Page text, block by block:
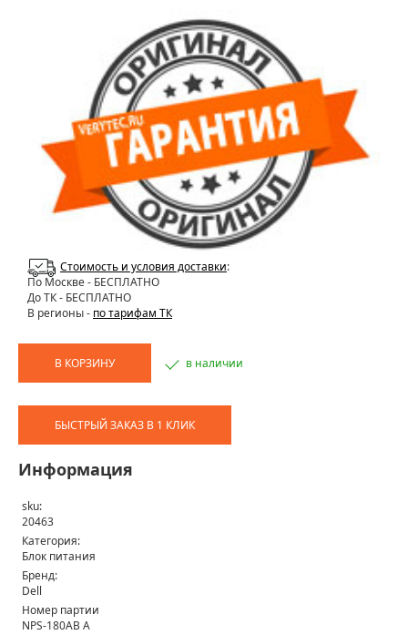
Стоимость и условия доставки:
По Москве- БЕСПЛАТНО
До ТК - БЕСПЛАТНО
В регионы - по тарифам ТК
В КОРЗИНУ в наличии
БЫСТРЫЙ ЗАКАЗ В 1 КЛИК
Информация
sku:
20463
Категория:
Блок питания
Бренд:
Dell
Номер партии
NPS-180AB A